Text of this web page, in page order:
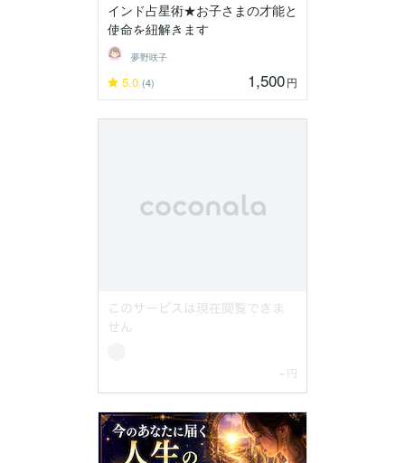
インド占星術★お子さまの才能と
使命を紐解きます
夢野咲子
5.0 (4) 1,500円